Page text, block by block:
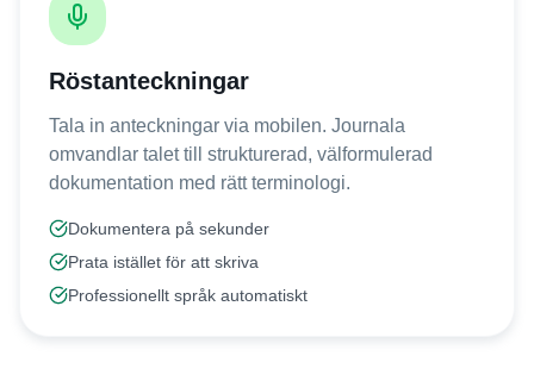
Röstanteckningar
Tala in anteckningar via mobilen. Journala
omvandlar talet till strukturerad, välformulerad
dokumentation med rätt terminologi.
Dokumentera på sekunder
Prata istället för att skriva
Professionellt språk automatiskt